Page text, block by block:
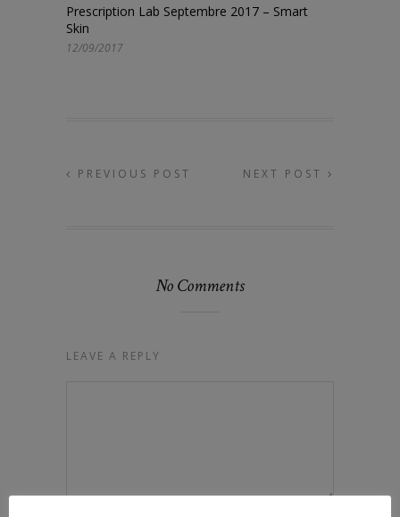
Prescription Lab Septembre 2017 – Smart
Skin
12/09/2017
PREVIOUS POST NEXT POST
No Comments
LEAVE A REPLY